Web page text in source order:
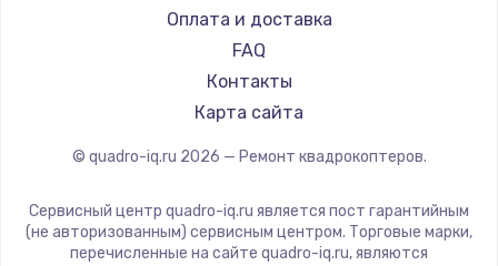
Оплата и доставка
FAQ
Контакты
Карта сайта
© quadro-iq.ru 2026 — Ремонт квадрокоптеров.
Сервисный центр quadro-iq.ru является пост гарантийным
(не авторизованным) сервисным центром. Торговые марки,
перечисленные на сайте quadro-iq.ru, являются